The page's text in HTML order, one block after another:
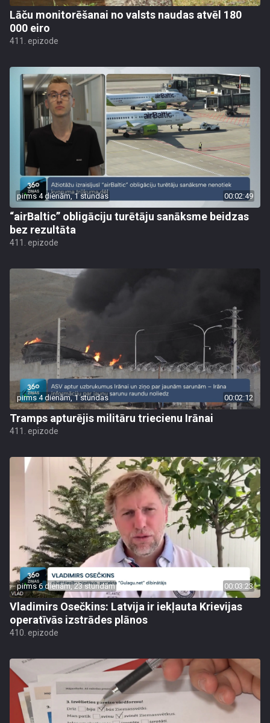
Lāču monitorēšanai no valsts naudas atvēl 180
000 eiro
411. epizode
pirms 4 dienām, 1 stundas 00:02:49
“airBaltic” obligāciju turētāju sanāksme beidzas
bez rezultāta
411. epizode
pirms 4 dienām, 1 stundas 00:02:12
Tramps apturējis militāru triecienu Irānai
411. epizode
pirms 6 dienām, 23 stundām 00:03:23
Vladimirs Osečkins: Latvija ir iekļauta Krievijas
operatīvās izstrādes plānos
410. epizode